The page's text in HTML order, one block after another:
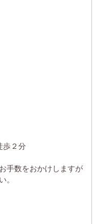
歩２分
手数をおかけしますが
。